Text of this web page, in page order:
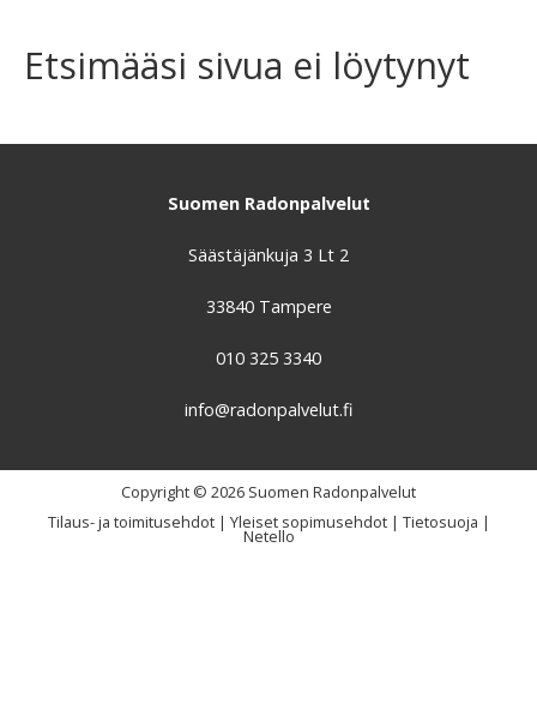
Etsimääsi sivua ei löytynyt
Suomen Radonpalvelut
Säästäjänkuja 3 Lt 2
33840 Tampere
010 325 3340
info@radonpalvelut.fi
Copyright © 2026 Suomen Radonpalvelut
Tilaus- ja toimitusehdot| Yleiset sopimusehdot| Tietosuoja |
Netello